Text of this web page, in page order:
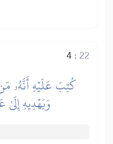
4: 22
كُتِبَ عَلَيۡهِ أَنَّهُۥ
وَيَهۡدِيهِ